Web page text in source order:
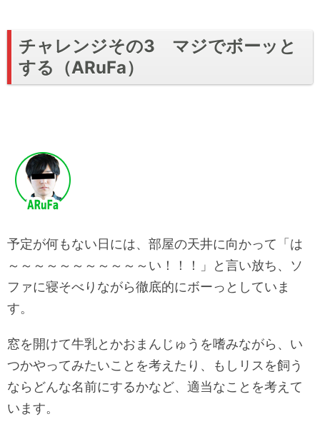
チャレンジその3 マジでボーッと
する（ARuFa）
予定が何もない日には、部屋の天井に向かって「は
～～～～～～～～～～～い！！！」と言い放ち、ソ
ファに寝そべりながら徹底的にボーっとしていま
す。
窓を開けて牛乳とかおまんじゅうを嗜みながら、い
つかやってみたいことを考えたり、もしリスを飼う
ならどんな名前にするかなど、適当なことを考えて
います。